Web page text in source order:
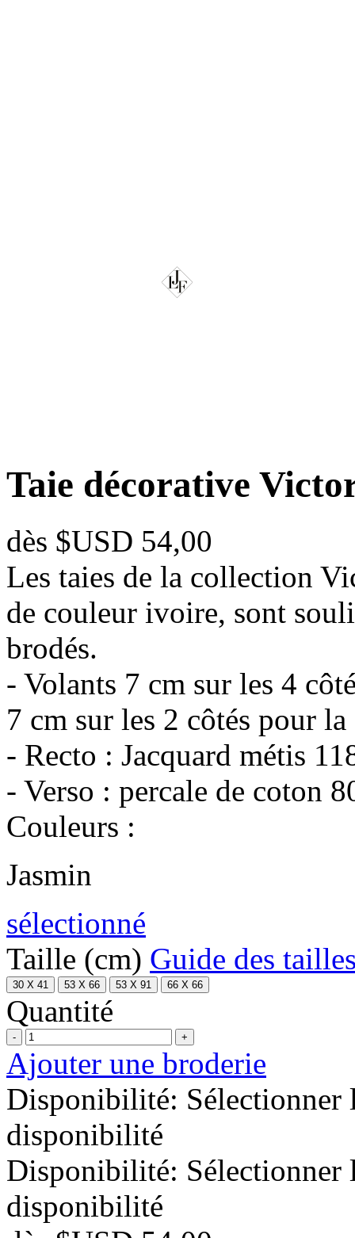
Taie décorative
dès $USD 54,00
Les taies de la collection
de couleur ivoire, sont
brodés.
- Volants 7 cm sur les 4
7 cm sur les 2 côtés pour
- Recto : Jacquard métis
- Verso : percale de coton
Couleurs :
Jasmin
sélectionné
Taille (cm) Guide des
30 X 41 53 X 66 53 X 91 66 X 66
Quantité
- +
Ajouter une broderie
Disponibilité: Sélectionner
disponibilité
Disponibilité: Sélectionner
disponibilité